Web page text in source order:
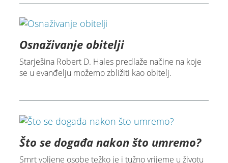
Osnaživanje obitelji
Starješina Robert D. Hales predlaže načine na koje
se u evanđelju možemo zbližiti kao obitelj.
Što se događa nakon što umremo?
Smrt voljene osobe težko je i tužno vrijeme u životu